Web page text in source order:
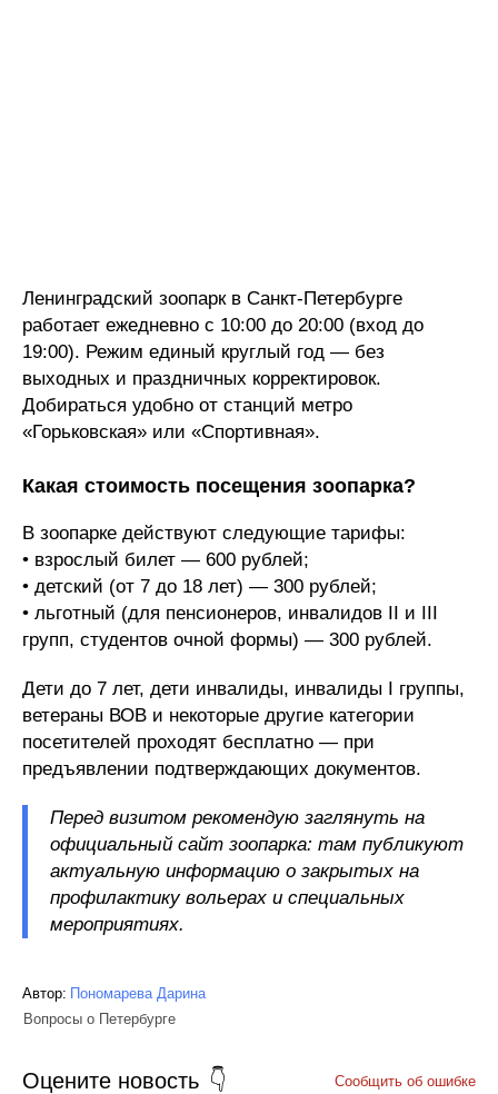
Ленинградский зоопарк в Санкт-Петербурге
работает ежедневно с 10:00 до 20:00 (вход до
19:00). Режим единый круглый год — без
выходных и праздничных корректировок.
Добираться удобно от станций метро
«Горьковская» или «Спортивная».
Какая стоимость посещения зоопарка?
В зоопарке действуют следующие тарифы:
• взрослый билет — 600 рублей;
• детский (от 7 до 18 лет) — 300 рублей;
• льготный (для пенсионеров, инвалидов II и III
групп, студентов очной формы) — 300 рублей.
Дети до 7 лет, дети инвалиды, инвалиды I группы,
ветераны ВОВ и некоторые другие категории
посетителей проходят бесплатно — при
предъявлении подтверждающих документов.
Перед визитом рекомендую заглянуть на
официальный сайт зоопарка: там публикуют
актуальную информацию о закрытых на
профилактику вольерах и специальных
мероприятиях.
Автор: Пономарева Дарина
Вопросы о Петербурге
Оцените новость Сообщить об ошибке